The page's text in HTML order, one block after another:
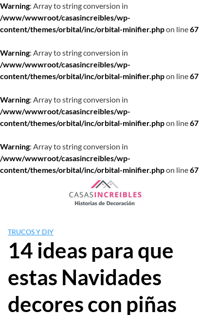
Warning: Array to string conversion in
/www/wwwroot/casasincreibles/wp-
content/themes/orbital/inc/orbital-minifier.phpon line67
Warning: Array to string conversion in
/www/wwwroot/casasincreibles/wp-
content/themes/orbital/inc/orbital-minifier.phpon line67
Warning: Array to string conversion in
/www/wwwroot/casasincreibles/wp-
content/themes/orbital/inc/orbital-minifier.phpon line67
Warning: Array to string conversion in
/www/wwwroot/casasincreibles/wp-
content/themes/orbital/inc/orbital-minifier.phpon line67
TRUCOS Y DIY
14 ideas para que
estas Navidades
decores con piñas